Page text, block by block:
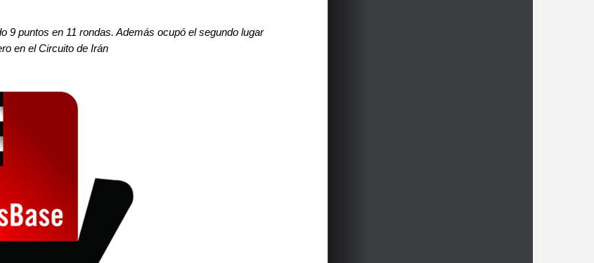
9 puntos en 11 rondas. Además ocupó el segundo lugar
en el Circuito de Irán